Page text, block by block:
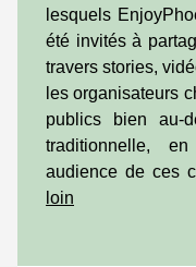
lesquels
été invités à
travers stories,
les organisateurs
publics bien au-
traditionnelle, en
audience de ces
loin